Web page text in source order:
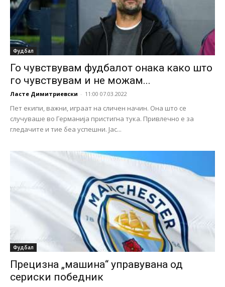
Фудбал
Го чувствувам фудбалот онака како што
го чувствувам и не можам...
Ласте Димитриевски - 11:00 07.03.2022
Пет екипи, важни, играат на сличен начин. Она што се
случуваше во Германија пристигна тука. Привлечно е за
гледачите и тие беа успешни. Јас...
Фудбал
Прецизна „машина“ управувана од
сериски победник